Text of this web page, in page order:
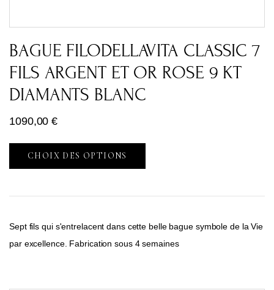
BAGUE FILODELLAVITA CLASSIC 7
FILS ARGENT ET OR ROSE 9 KT
DIAMANTS BLANC
1090,00€
CHOIX DES OPTIONS
Sept fils qui s'entrelacent dans cette belle bague symbole de la Vie
par excellence. Fabrication sous 4 semaines